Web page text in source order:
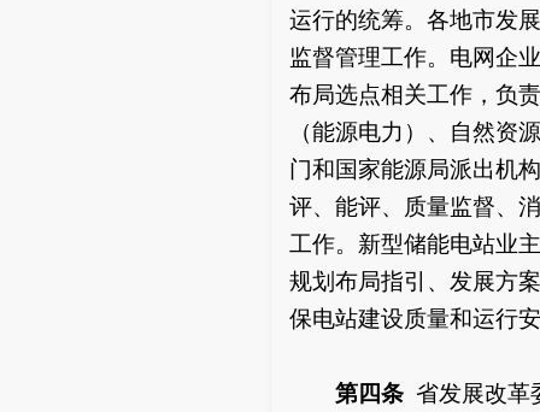
运行的统筹。各地市发
监督管理工作。电网企
布局选点相关工作，负
（能源电力）、自然资
门和国家能源局派出机
评、能评、质量监督、
工作。新型储能电站业
规划布局指引、发展方
保电站建设质量和运行
第四条 省发展改革